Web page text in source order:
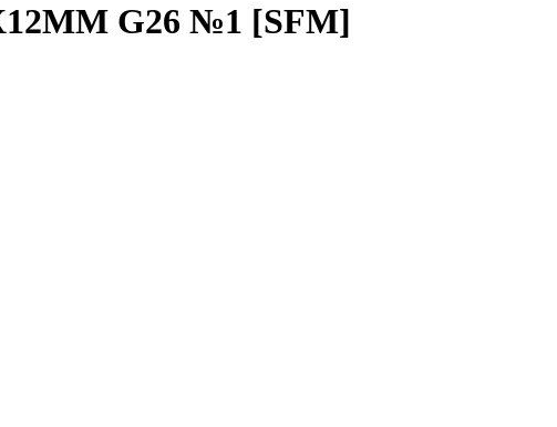
G26 №1 [SFM]